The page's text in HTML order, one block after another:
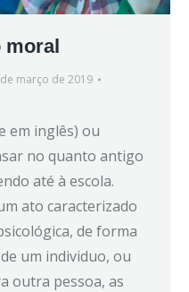
moral
março de 2019
em inglês) ou
no quanto antigo
até à escola.
ato caracterizado
de forma
um individuo, ou
outra pessoa, as